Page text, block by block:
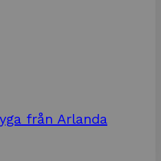
från Arlanda